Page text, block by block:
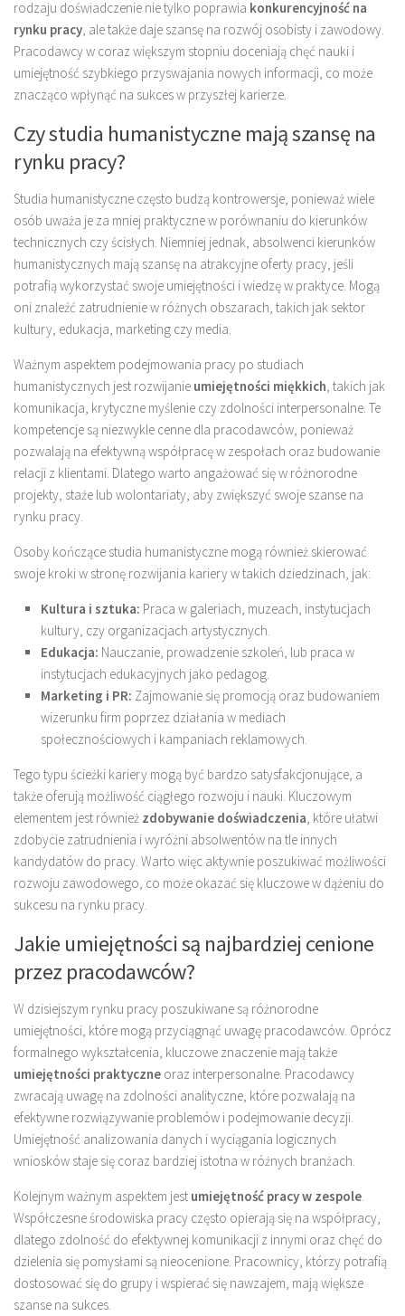
rodzaju doświadczenie nie tylko poprawia konkurencyjność na
rynku pracy, ale także daje szansę na rozwój osobisty i zawodowy.
Pracodawcy w coraz większym stopniu doceniają chęć nauki i
umiejętność szybkiego przyswajania nowych informacji, co może
znacząco wpłynąć na sukces w przyszłej karierze.
Czy studia humanistyczne mają szansę na
rynku pracy?
Studia humanistyczne często budzą kontrowersje, ponieważ wiele
osób uważa je za mniej praktyczne w porównaniu do kierunków
technicznych czy ścisłych. Niemniej jednak, absolwenci kierunków
humanistycznych mają szansę na atrakcyjne oferty pracy, jeśli
potrafią wykorzystać swoje umiejętności i wiedzę w praktyce. Mogą
oni znaleźć zatrudnienie w różnych obszarach, takich jak sektor
kultury, edukacja, marketing czy media.
Ważnym aspektem podejmowania pracy po studiach
humanistycznych jest rozwijanie umiejętności miękkich, takich jak
komunikacja, krytyczne myślenie czy zdolności interpersonalne. Te
kompetencje są niezwykle cenne dla pracodawców, ponieważ
pozwalają na efektywną współpracę w zespołach oraz budowanie
relacji z klientami. Dlatego warto angażować się w różnorodne
projekty, staże lub wolontariaty, aby zwiększyć swoje szanse na
rynku pracy.
Osoby kończące studia humanistyczne mogą również skierować
swoje kroki w stronę rozwijania kariery w takich dziedzinach, jak:
Kultura i sztuka: Praca w galeriach, muzeach, instytucjach
kultury, czy organizacjach artystycznych.
Edukacja: Nauczanie, prowadzenie szkoleń, lub praca w
instytucjach edukacyjnych jako pedagog.
Marketing i PR: Zajmowanie się promocją oraz budowaniem
wizerunku firm poprzez działania w mediach
społecznościowych i kampaniach reklamowych.
Tego typu ścieżki kariery mogą być bardzo satysfakcjonujące, a
także oferują możliwość ciągłego rozwoju i nauki. Kluczowym
elementem jest również zdobywanie doświadczenia, które ułatwi
zdobycie zatrudnienia i wyróżni absolwentów na tle innych
kandydatów do pracy. Warto więc aktywnie poszukiwać możliwości
rozwoju zawodowego, co może okazać się kluczowe w dążeniu do
sukcesu na rynku pracy.
Jakie umiejętności są najbardziej cenione
przez pracodawców?
W dzisiejszym rynku pracy poszukiwane są różnorodne
umiejętności, które mogą przyciągnąć uwagę pracodawców. Oprócz
formalnego wykształcenia, kluczowe znaczenie mają także
umiejętności praktyczne oraz interpersonalne. Pracodawcy
zwracają uwagę na zdolności analityczne, które pozwalają na
efektywne rozwiązywanie problemów i podejmowanie decyzji.
Umiejętność analizowania danych i wyciągania logicznych
wniosków staje się coraz bardziej istotna w różnych branżach.
Kolejnym ważnym aspektem jest umiejętność pracy w zespole.
Współczesne środowiska pracy często opierają się na współpracy,
dlatego zdolność do efektywnej komunikacji z innymi oraz chęć do
dzielenia się pomysłami są nieocenione. Pracownicy, którzy potrafią
dostosować się do grupy i wspierać się nawzajem, mają większe
szanse na sukces.